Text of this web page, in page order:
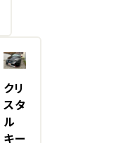
クリ
スタ
ル
キー